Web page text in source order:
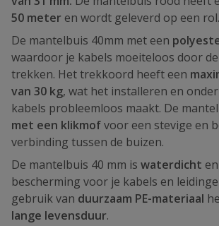
50 meter en wordt geleverd op een rol.
De mantelbuis 40mm met een
waardoor je kabels moeiteloos door
trekken. Het trekkoord heeft een
van 30 kg, wat het installeren en
kabels probleemloos maakt. De
met een klikmofvoor een stevige en
verbinding tussen de buizen.
De mantelbuis 40 mm is waterdicht
bescherming voor je kabels en
gebruik van duurzaam PE-materiaal
lange levensduur.